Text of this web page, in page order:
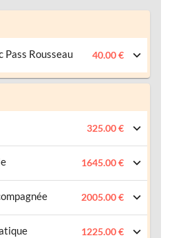
Pass Rousseau 40.00 €
325.00 €
1645.00 €
2005.00 €
1225.00 €